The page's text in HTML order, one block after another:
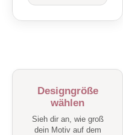
Designgröße
wählen
Sieh dir an, wie groß
dein Motiv auf dem